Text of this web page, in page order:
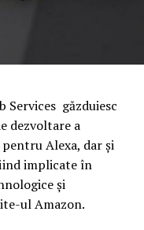
Services găzduiesc
dezvoltare a
Alexa, dar şi
implicate în
şi
ul Amazon.